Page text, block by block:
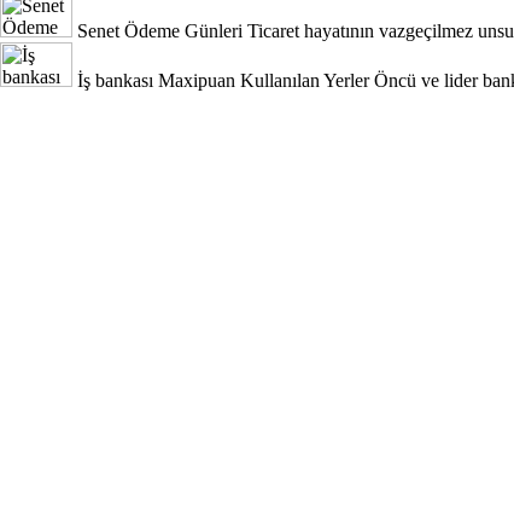
Senet Ödeme Günleri Ticaret hayatının vazgeçilmez
İş bankası Maxipuan Kullanılan Yerler Öncü ve lider